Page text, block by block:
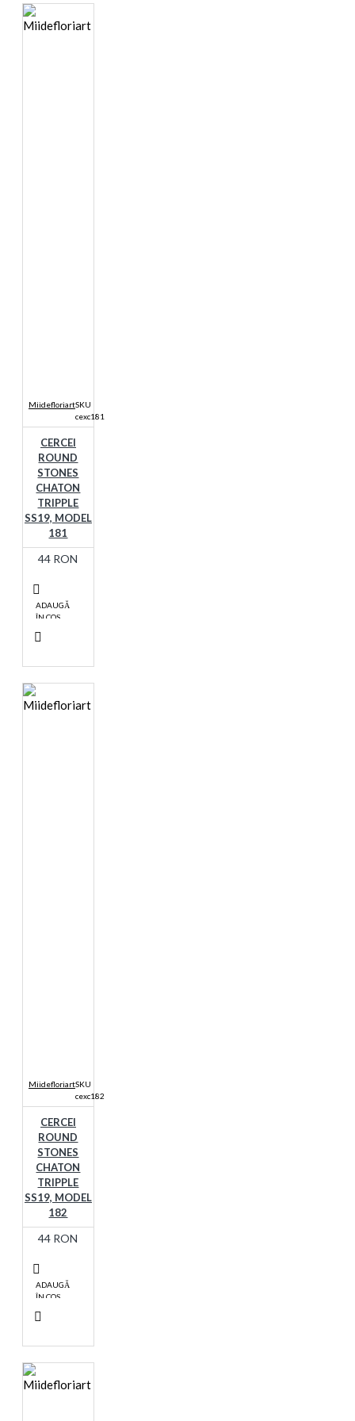
MiidefloriartSKU
cexc181
CERCEI
ROUND
STONES
CHATON
TRIPPLE
SS19, MODEL
181
44 RON
ADAUGĂ
ÎN COŞ
MiidefloriartSKU
cexc182
CERCEI
ROUND
STONES
CHATON
TRIPPLE
SS19, MODEL
182
44 RON
ADAUGĂ
ÎN COŞ